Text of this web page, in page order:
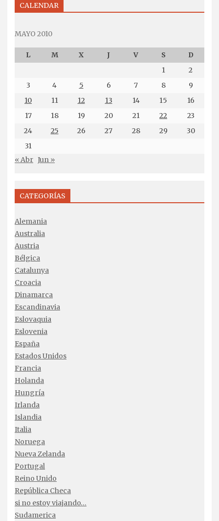
CALENDAR
MAYO 2010
L M X J V S
D
1
2
3
4 5 6 7 8
9
10
11 12 13 14 15
16
17
18 19 20 21 22
23
24
25 26 27 28 29
30
31
« Abr Jun »
CATEGORÍAS
Alemania
Australia
Austria
Bélgica
Catalunya
Croacia
Dinamarca
Escandinavia
Eslovaquia
Eslovenia
España
Estados Unidos
Francia
Holanda
Hungría
Irlanda
Islandia
Italia
Noruega
Nueva Zelanda
Portugal
Reino Unido
República Checa
si no estoy viajando…
Sudamerica